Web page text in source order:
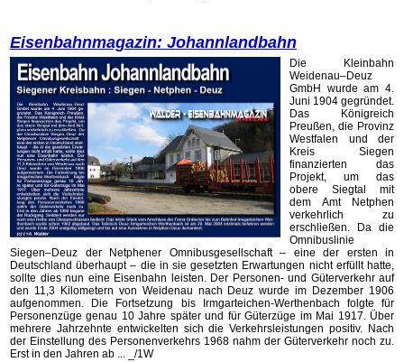
Eisenbahnmagazin: Johannlandbahn
Die Kleinbahn
Weidenau–Deuz
GmbH wurde am 4.
Juni 1904 gegründet.
Das Königreich
Preußen, die Provinz
Westfalen und der
Kreis Siegen
finanzierten das
Projekt, um das
obere Siegtal mit
dem Amt Netphen
verkehrlich zu
erschließen. Da die
Omnibuslinie
Siegen–Deuz der Netphener Omnibusgesellschaft – eine der ersten in
Deutschland überhaupt – die in sie gesetzten Erwartungen nicht erfüllt hatte,
sollte dies nun eine Eisenbahn leisten. Der Personen- und Güterverkehr auf
den 11,3 Kilometern von Weidenau nach Deuz wurde im Dezember 1906
aufgenommen. Die Fortsetzung bis Irmgarteichen-Werthenbach folgte für
Personenzüge genau 10 Jahre später und für Güterzüge im Mai 1917. Über
mehrere Jahrzehnte entwickelten sich die Verkehrsleistungen positiv. Nach
der Einstellung des Personenverkehrs 1968 nahm der Güterverkehr noch zu.
Erst in den Jahren ab ... _/1W